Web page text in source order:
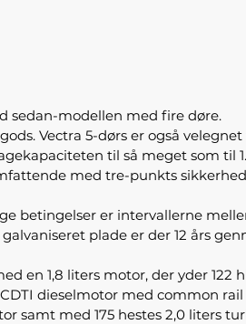
sedan-modellen med fire døre.
Vectra 5-dørs er også
til så meget som til
med tre-punkts
betingelser er intervallerne
plade er der 12 års
en 1,8 liters motor, der yder 122
dieselmotor med common
samt med 175 hestes 2,0 liters